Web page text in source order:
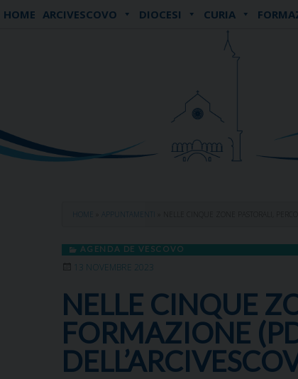
Skip
HOME ARCIVESCOVO DIOCESI CURIA
HOME APPUNTAMENTI
AGENDA DE VESCOVO
13 NOVEMBRE 2023
NELLE CINQUE
FORMAZIONE